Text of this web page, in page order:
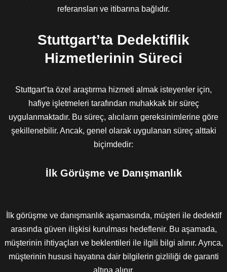
referansları ve itibarına bağlıdır.
Stuttgart’ta Dedektiflik
Hizmetlerinin Süreci
Stuttgart’ta özel araştırma hizmeti almak isteyenler için,
hafiye işletmeleri tarafından muhakkak bir süreç
uygulanmaktadır. Bu süreç, alıcıların gereksinimlerine göre
şekillenebilir. Ancak, genel olarak uygulanan süreç alttaki
biçimdedir:
İlk Görüşme ve Danışmanlık
İlk görüşme ve danışmanlık aşamasında, müşteri ile dedektif
arasında güven ilişkisi kurulması hedeflenir. Bu aşamada,
müşterinin ihtiyaçları ve beklentileri ile ilgili bilgi alınır. Ayrıca,
müşterinin hususi hayatına dair bilgilerin gizliliği de garanti
altına alınır.